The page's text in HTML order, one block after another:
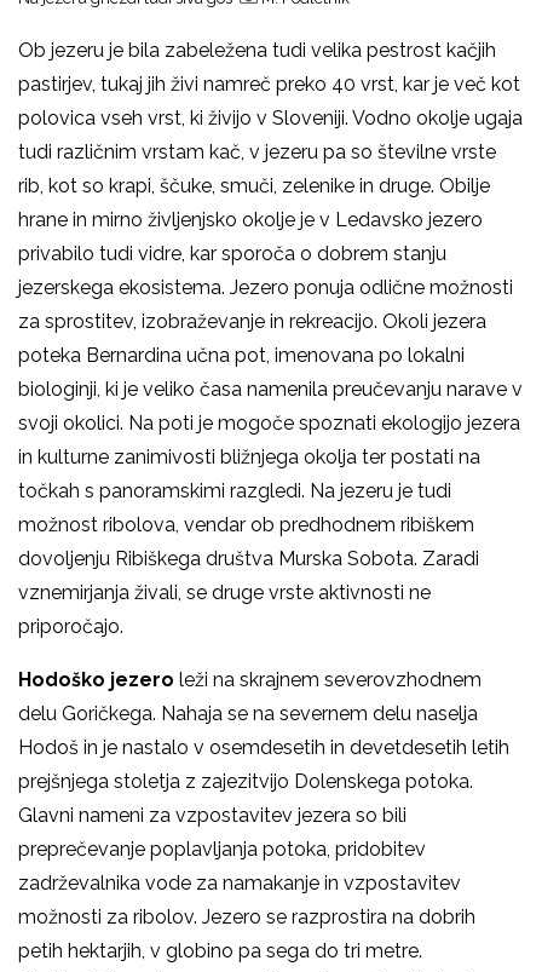
Ob jezeru je bila zabeležena tudi velika pestrost kačjih
pastirjev, tukaj jih živi namreč preko 40 vrst, kar je več kot
polovica vseh vrst, ki živijo v Sloveniji. Vodno okolje ugaja
tudi različnim vrstam kač, v jezeru pa so številne vrste
rib, kot so krapi, ščuke, smuči, zelenike in druge. Obilje
hrane in mirno življenjsko okolje je v Ledavsko jezero
privabilo tudi vidre, kar sporoča o dobrem stanju
jezerskega ekosistema. Jezero ponuja odlične možnosti
za sprostitev, izobraževanje in rekreacijo. Okoli jezera
poteka Bernardina učna pot, imenovana po lokalni
biologinji, ki je veliko časa namenila preučevanju narave v
svoji okolici. Na poti je mogoče spoznati ekologijo jezera
in kulturne zanimivosti bližnjega okolja ter postati na
točkah s panoramskimi razgledi. Na jezeru je tudi
možnost ribolova, vendar ob predhodnem ribiškem
dovoljenju Ribiškega društva Murska Sobota. Zaradi
vznemirjanja živali, se druge vrste aktivnosti ne
priporočajo.
Hodoško jezero leži na skrajnem severovzhodnem
delu Goričkega. Nahaja se na severnem delu naselja
Hodoš in je nastalo v osemdesetih in devetdesetih letih
prejšnjega stoletja z zajezitvijo Dolenskega potoka.
Glavni nameni za vzpostavitev jezera so bili
preprečevanje poplavljanja potoka, pridobitev
zadrževalnika vode za namakanje in vzpostavitev
možnosti za ribolov. Jezero se razprostira na dobrih
petih hektarjih, v globino pa sega do tri metre.